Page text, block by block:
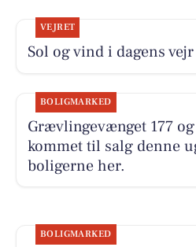
VEJRET
Sol og vind i dagens vejr
BOLIGMARKED
Grævlingevænget 177
kommet til salg denne
boligerne her.
BOLIGMARKED